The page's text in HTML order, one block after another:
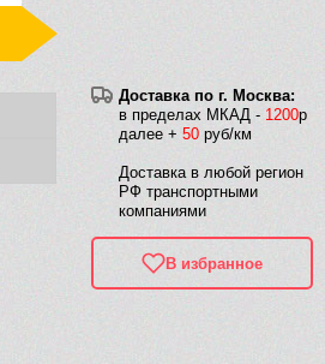
Доставка по г. Москва:
в пределах МКАД - 1200р
далее + 50 руб/км
Доставка в любой регион
РФ транспортными
компаниями
В избранное